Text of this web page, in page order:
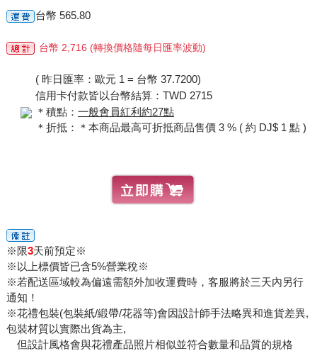
台幣 565.80
台幣 2,716 (轉換價格隨每日匯率波動)
( 昨日匯率：歐元 1 = 台幣 37.7200)
信用卡付款皆以台幣結算：TWD 2715
＊積點： 一般會員紅利約27點
＊折抵：＊本商品最高可折抵商品售價 3 % ( 約 DJ$ 1 點 )
※限3天前預定※
※以上標價皆已含5%營業稅※
※若配送區域較為偏遠需額外加收運費時，客服將於三天內另行
通知！
※花禮包裝(包裝紙/緞帶/花器等)會因設計師手法略異和進貨差異,
包裝材質以實際出貨為主,
但設計風格會與花禮產品照片相似並符合數量和品質的規格